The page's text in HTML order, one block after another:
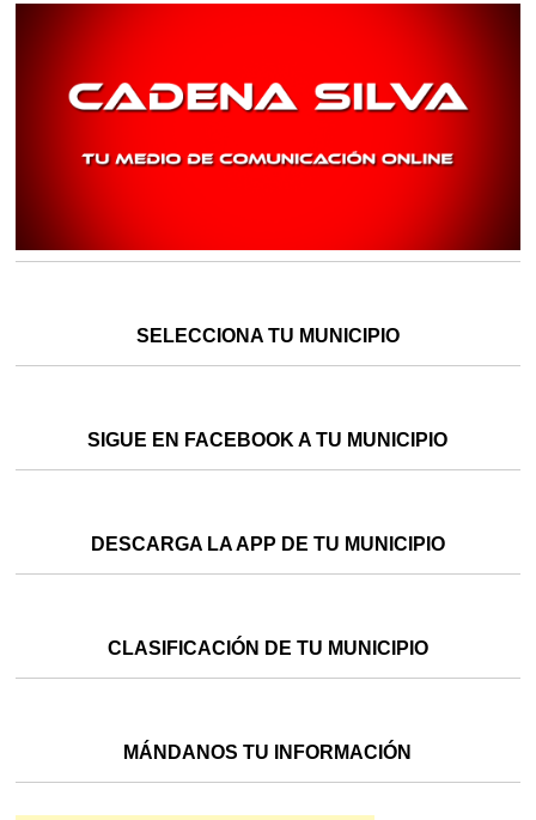
SELECCIONA TU MUNICIPIO
SIGUE EN FACEBOOK A TU MUNICIPIO
DESCARGA LA APP DE TU MUNICIPIO
CLASIFICACIÓN DE TU MUNICIPIO
MÁNDANOS TU INFORMACIÓN